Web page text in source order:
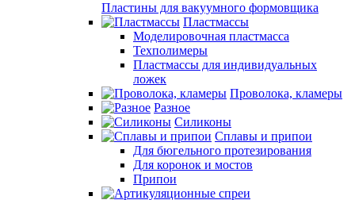
Пластины для вакуумного формовщика
Пластмассы
Моделировочная пластмасса
Техполимеры
Пластмассы для индивидуальных
ложек
Проволока, кламеры
Разное
Силиконы
Сплавы и припои
Для бюгельного протезирования
Для коронок и мостов
Припои